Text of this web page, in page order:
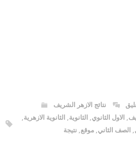
نتائج الازهر الشريف
, الاول الثانوي, الثانوية, الثانوية الازهرية,
, الصف الثاني,موقع, نتيجة